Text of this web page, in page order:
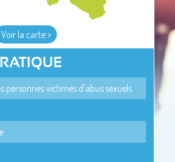
Voir la carte >
personnes victimes d'abus sexuels